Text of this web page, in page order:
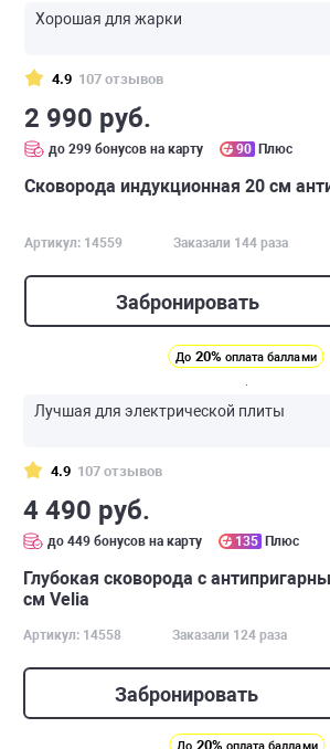
Хорошая для жарки
4.9 107 отзывов
2 990 руб.
до 299 бонусов на карту 90 Плюс
Сковорода индукционная 20 см
Артикул: 14559 Заказали 144 раза
Забронировать
До 20% оплата баллами
Лучшая для электрической плиты
4.9 107 отзывов
4 490 руб.
до 449 бонусов на карту 135 Плюс
Глубокая сковорода с
см Velia
Артикул: 14558 Заказали 124 раза
Забронировать
20%